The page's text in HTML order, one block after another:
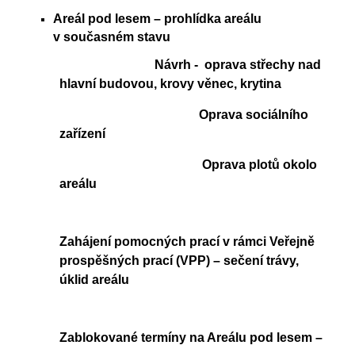
Areál pod lesem – prohlídka areálu
v současném stavu
Návrh - oprava střechy nad
hlavní budovou, krovy věnec, krytina
Oprava sociálního
zařízení
Oprava plotů okolo
areálu
Zahájení pomocných prací v rámci Veřejně
prospěšných prací (VPP) – sečení trávy,
úklid areálu
Zablokované termíny na Areálu pod lesem –